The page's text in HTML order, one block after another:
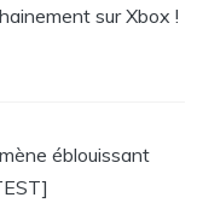
sur Xbox !
éblouissant